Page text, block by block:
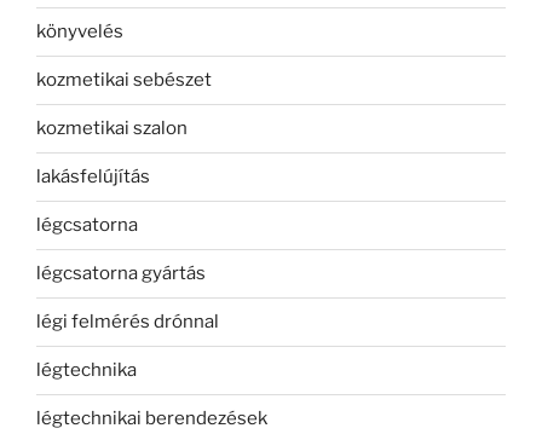
könyvelés
kozmetikai sebészet
kozmetikai szalon
lakásfelújítás
légcsatorna
légcsatorna gyártás
légi felmérés drónnal
légtechnika
légtechnikai berendezések